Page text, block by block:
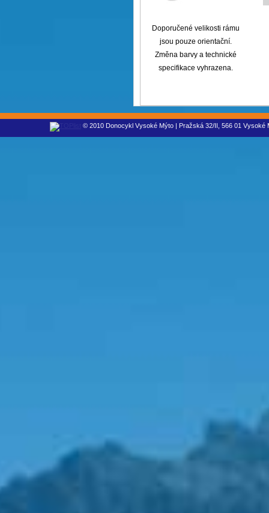
Doporučené velikosti rámu
jsou pouze orientační.
Změna barvy a technické
specifikace vyhrazena.
© 2010 Donocykl Vysoké Mýto | Pražská 32/II, 566 01 Vysoké